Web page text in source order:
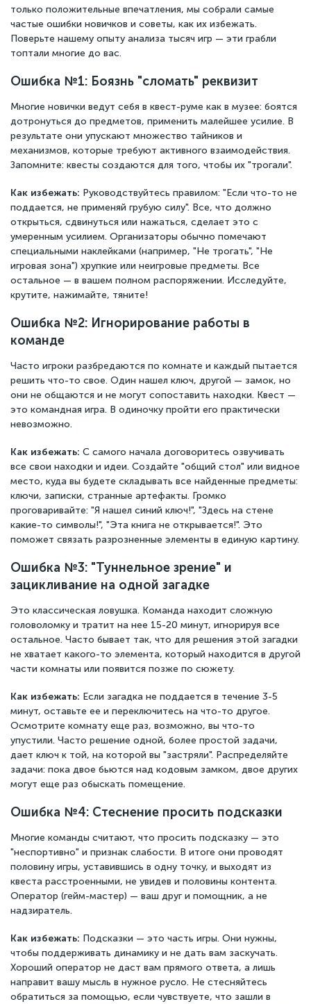
только положительные впечатления, мы собрали самые
частые ошибки новичков и советы, как их избежать.
Поверьте нашему опыту анализа тысяч игр — эти грабли
топтали многие до вас.
Ошибка №1: Боязнь "сломать" реквизит
Многие новички ведут себя в квест-руме как в музее: боятся
дотронуться до предметов, применить малейшее усилие. В
результате они упускают множество тайников и
механизмов, которые требуют активного взаимодействия.
Запомните: квесты создаются для того, чтобы их "трогали".
Как избежать: Руководствуйтесь правилом: "Если что-то не
поддается, не применяй грубую силу". Все, что должно
открыться, сдвинуться или нажаться, сделает это с
умеренным усилием. Организаторы обычно помечают
специальными наклейками (например, "Не трогать", "Не
игровая зона") хрупкие или неигровые предметы. Все
остальное — в вашем полном распоряжении. Исследуйте,
крутите, нажимайте, тяните!
Ошибка №2: Игнорирование работы в
команде
Часто игроки разбредаются по комнате и каждый пытается
решить что-то свое. Один нашел ключ, другой — замок, но
они не общаются и не могут сопоставить находки. Квест —
это командная игра. В одиночку пройти его практически
невозможно.
Как избежать: С самого начала договоритесь озвучивать
все свои находки и идеи. Создайте "общий стол" или видное
место, куда вы будете складывать все найденные предметы:
ключи, записки, странные артефакты. Громко
проговаривайте: "Я нашел синий ключ!", "Здесь на стене
какие-то символы!", "Эта книга не открывается!". Это
поможет связать разрозненные элементы в единую картину.
Ошибка №3: "Туннельное зрение" и
зацикливание на одной загадке
Это классическая ловушка. Команда находит сложную
головоломку и тратит на нее 15-20 минут, игнорируя все
остальное. Часто бывает так, что для решения этой загадки
не хватает какого-то элемента, который находится в другой
части комнаты или появится позже по сюжету.
Как избежать: Если загадка не поддается в течение 3-5
минут, оставьте ее и переключитесь на что-то другое.
Осмотрите комнату еще раз, возможно, вы что-то
упустили. Часто решение одной, более простой задачи,
дает ключ к той, на которой вы "застряли". Распределяйте
задачи: пока двое бьются над кодовым замком, двое других
могут еще раз обыскать помещение.
Ошибка №4: Стеснение просить подсказки
Многие команды считают, что просить подсказку — это
"неспортивно" и признак слабости. В итоге они проводят
половину игры, уставившись в одну точку, и выходят из
квеста расстроенными, не увидев и половины контента.
Оператор (гейм-мастер) — ваш друг и помощник, а не
надзиратель.
Как избежать: Подсказки — это часть игры. Они нужны,
чтобы поддерживать динамику и не дать вам заскучать.
Хороший оператор не даст вам прямого ответа, а лишь
направит вашу мысль в нужное русло. Не стесняйтесь
обратиться за помощью, если чувствуете, что зашли в